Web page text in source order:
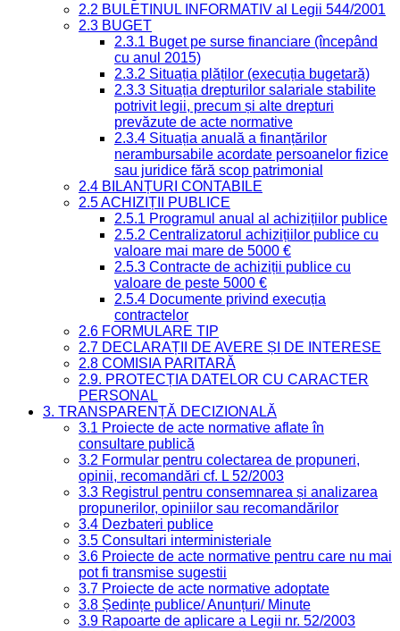
2.2 BULETINUL INFORMATIV al Legii 544/2001
2.3 BUGET
2.3.1 Buget pe surse financiare (începând
cu anul 2015)
2.3.2 Situația plăților (execuția bugetară)
2.3.3 Situația drepturilor salariale stabilite
potrivit legii, precum și alte drepturi
prevăzute de acte normative
2.3.4 Situația anuală a finanțărilor
nerambursabile acordate persoanelor fizice
sau juridice fără scop patrimonial
2.4 BILANȚURI CONTABILE
2.5 ACHIZIȚII PUBLICE
2.5.1 Programul anual al achizițiilor publice
2.5.2 Centralizatorul achizițiilor publice cu
valoare mai mare de 5000 €
2.5.3 Contracte de achiziții publice cu
valoare de peste 5000 €
2.5.4 Documente privind execuția
contractelor
2.6 FORMULARE TIP
2.7 DECLARAȚII DE AVERE ȘI DE INTERESE
2.8 COMISIA PARITARĂ
2.9. PROTECȚIA DATELOR CU CARACTER
PERSONAL
3. TRANSPARENȚĂ DECIZIONALĂ
3.1 Proiecte de acte normative aflate în
consultare publică
3.2 Formular pentru colectarea de propuneri,
opinii, recomandări cf. L 52/2003
3.3 Registrul pentru consemnarea și analizarea
propunerilor, opiniilor sau recomandărilor
3.4 Dezbateri publice
3.5 Consultari interministeriale
3.6 Proiecte de acte normative pentru care nu mai
pot fi transmise sugestii
3.7 Proiecte de acte normative adoptate
3.8 Ședințe publice/ Anunțuri/ Minute
3.9 Rapoarte de aplicare a Legii nr. 52/2003